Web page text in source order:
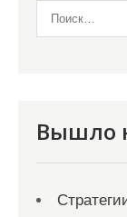
Вышло